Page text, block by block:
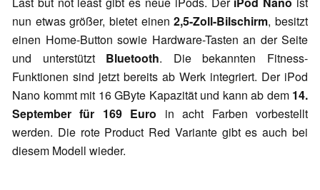
nun etwas größer, bietet einen2,5-Zoll-Bilschirm, besitzt
einen Home-Button sowie Hardware-Tasten an der Seite
und unterstützt Bluetooth. Die bekannten Fitness-
Funktionen sind jetzt bereits ab Werk integriert. Der iPod
Nano kommt mit 16 GByte Kapazität und kann ab dem 14.
September für 169 Euro in acht Farben vorbestellt
werden. Die rote Product Red Variante gibt es auch bei
diesem Modell wieder.